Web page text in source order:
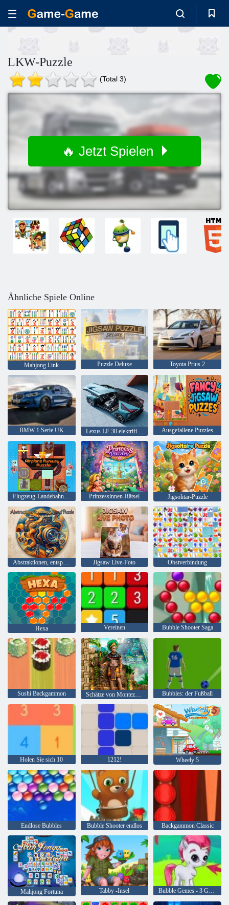
LKW-Puzzle
(Total 3)
🔥 Jetzt Spielen
Ähnliche Spiele Online
Mahjong Link Puzzle Deluxe Toyota Prius 2
BMW 1 Serie UK Lexus LF 30 elektrifiziert Ausgefallene Puzzles
Flugzeug-Landebahn-Puzzle Prinzessinnen-Rätsel Jigsolitär-Puzzle
Abstraktionen, entspannendes rundes Puzzle Jigsaw Live-Foto Obstverbindung
Hexa Vereinen Bubble Shooter Saga
Sushi Backgammon Schätze von Montezuma 2 Bubbles: der Fußball
Holen Sie sich 10 1212! Wheely 5
Endlose Bubbles Bubble Shooter endlos Backgammon Classic
Mahjong Fortuna Tabby -Insel Bubble Gemes - 3 Gewinnt